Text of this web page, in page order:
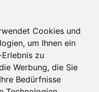
Cookies und
um Ihnen ein
zu
Werbung, die Sie
Bedürfnisse